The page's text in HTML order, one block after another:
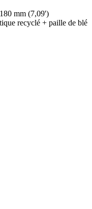
mm (7,09')
recyclé + paille de blé